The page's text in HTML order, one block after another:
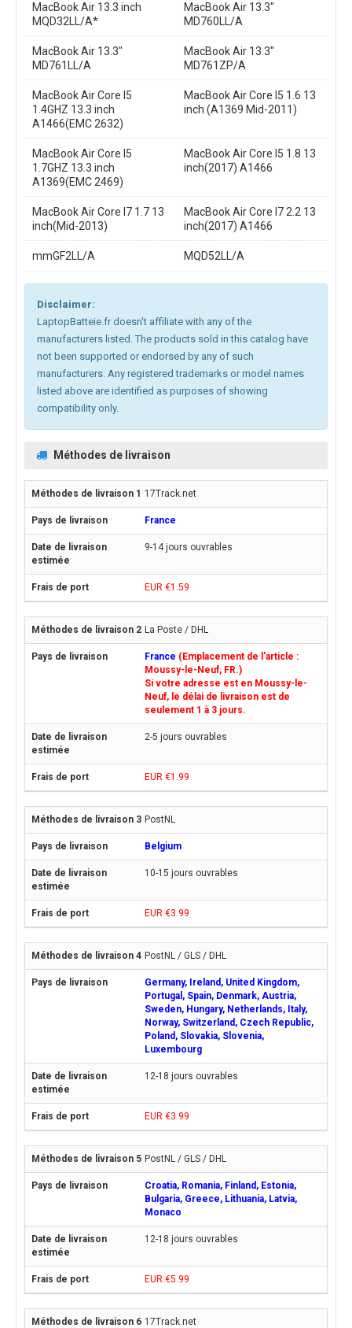
MacBook Air 13.3 inch
MQD32LL/A*
MacBook Air 13.3"
MD760LL/A
MacBook Air 13.3"
MD761LL/A
MacBook Air 13.3"
MD761ZP/A
MacBook Air Core I5
1.4GHZ 13.3 inch
A1466(EMC 2632)
MacBook Air Core I5 1.6 13
inch (A1369 Mid-2011)
MacBook Air Core I5
1.7GHZ 13.3 inch
A1369(EMC 2469)
MacBook Air Core I5 1.8 13
inch(2017) A1466
MacBook Air Core I7 1.7 13
inch(Mid-2013)
MacBook Air Core I7 2.2 13
inch(2017) A1466
mmGF2LL/A MQD52LL/A
Disclaimer:
LaptopBatteie.fr doesn't affiliate with any of the
manufacturers listed. The products sold in this catalog have
not been supported or endorsed by any of such
manufacturers. Any registered trademarks or model names
listed above are identified as purposes of showing
compatibility only.
Méthodes de livraison
17Track.net
France
9-14 jours ouvrables
EUR €1.59
La Poste / DHL
France (Emplacement de l'article :
Moussy-le-Neuf, FR.)
Si votre adresse est en Moussy-le-
Neuf, le délai de livraison est de
seulement 1 à 3 jours.
2-5 jours ouvrables
EUR €1.99
PostNL
Belgium
10-15 jours ouvrables
EUR €3.99
PostNL / GLS / DHL
Germany, Ireland, United Kingdom,
Portugal, Spain, Denmark, Austria,
Sweden, Hungary, Netherlands, Italy,
Norway, Switzerland, Czech Republic,
Poland, Slovakia, Slovenia,
Luxembourg
12-18 jours ouvrables
EUR €3.99
PostNL / GLS / DHL
Croatia, Romania, Finland, Estonia,
Bulgaria, Greece, Lithuania, Latvia,
Monaco
12-18 jours ouvrables
EUR €5.99
17Track.net